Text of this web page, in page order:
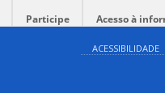
Participe Acesso à
ACESSIBILIDADE